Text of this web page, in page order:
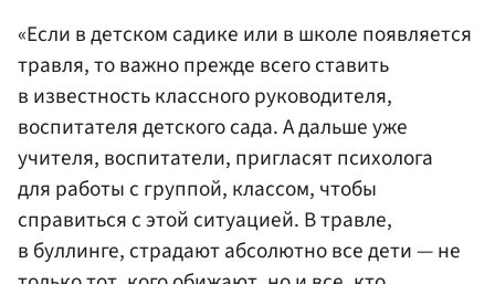
«Если в детском садике или в школе появляется
травля, то важно прежде всего ставить
в известность классного руководителя,
воспитателя детского сада. А дальше уже
учителя, воспитатели, пригласят психолога
для работы с группой, классом, чтобы
справиться с этой ситуацией. В травле,
в буллинге, страдают абсолютно все дети — не